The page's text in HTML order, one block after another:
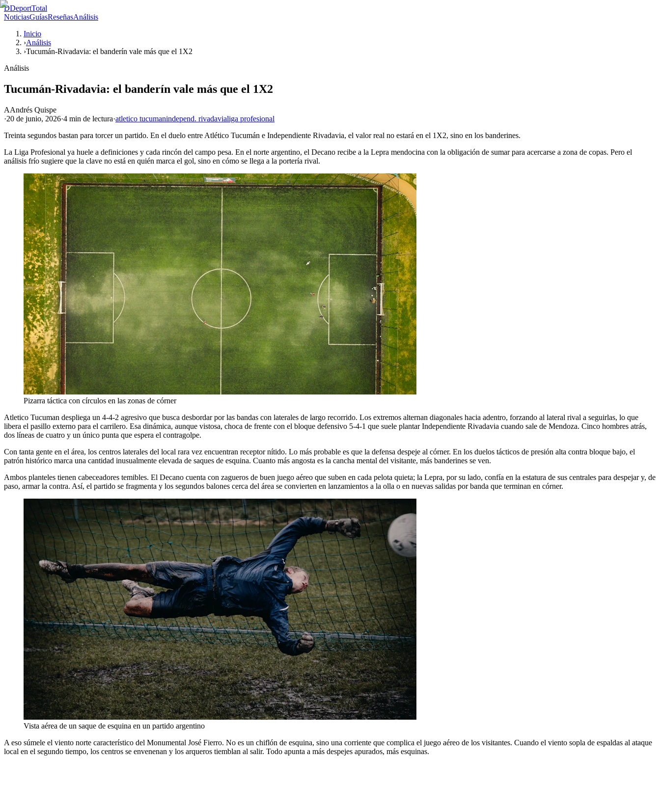
DDeportTotal
NoticiasGuíasReseñasAnálisis
Inicio
›Análisis
›Tucumán-Rivadavia: el banderín vale más que el 1X2
Análisis
Tucumán-Rivadavia: el banderín vale más que el 1X2
AAndrés Quispe
·20 de junio, 2026·4 min de lectura·atletico tucumanindepend. rivadavialiga profesional
Treinta segundos bastan para torcer un partido. En el duelo entre Atlético Tucumán e Independiente Rivadavia, el valor real no estará en el 1X2, sino en los banderines.
La Liga Profesional ya huele a definiciones y cada rincón del campo pesa. En el norte argentino, el Decano recibe a la Lepra mendocina con la obligación de sumar para acercarse a zona de copas. Pero el
análisis frío sugiere que la clave no está en quién marca el gol, sino en cómo se llega a la portería rival.
Pizarra táctica con círculos en las zonas de córner
Atletico Tucuman despliega un 4-4-2 agresivo que busca desbordar por las bandas con laterales de largo recorrido. Los extremos alternan diagonales hacia adentro, forzando al lateral rival a seguirlas, lo que
libera el pasillo externo para el carrilero. Esa dinámica, aunque vistosa, choca de frente con el bloque defensivo 5-4-1 que suele plantar Independiente Rivadavia cuando sale de Mendoza. Cinco hombres atrás,
dos líneas de cuatro y un único punta que espera el contragolpe.
Con tanta gente en el área, los centros laterales del local rara vez encuentran receptor nítido. Lo más probable es que la defensa despeje al córner. En los duelos tácticos de presión alta contra bloque bajo, el
patrón histórico marca una cantidad inusualmente elevada de saques de esquina. Cuanto más angosta es la cancha mental del visitante, más banderines se ven.
Ambos planteles tienen cabeceadores temibles. El Decano cuenta con zagueros de buen juego aéreo que suben en cada pelota quieta; la Lepra, por su lado, confía en la estatura de sus centrales para despejar y, de
paso, armar la contra. Así, el partido se fragmenta y los segundos balones cerca del área se convierten en lanzamientos a la olla o en nuevas salidas por banda que terminan en córner.
Vista aérea de un saque de esquina en un partido argentino
A eso súmele el viento norte característico del Monumental José Fierro. No es un chiflón de esquina, sino una corriente que complica el juego aéreo de los visitantes. Cuando el viento sopla de espaldas al ataque
local en el segundo tiempo, los centros se envenenan y los arqueros tiemblan al salir. Todo apunta a más despejes apurados, más esquinas.